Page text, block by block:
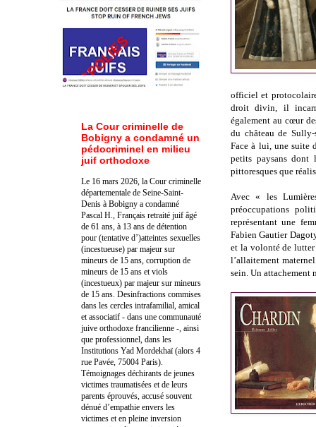
officiel et
droit divin, il
également au cœur
du château de
Face à lui, une suite
petits paysans dont
pittoresques que
Avec « les
préoccupations
représentant une
Fabien Gautier
et la volonté de
l’allaitement
sein. Un attachement
La Cour criminelle de
Bobigny a condamné un
pédocriminel en milieu
juif orthodoxe
Le 16 mars 2026, la Cour criminelle
départementale de Seine-Saint-
Denis à Bobigny a condamné
Pascal H., Français retraité juif âgé
de 61 ans, à 13 ans de détention
pour (tentative d’)atteintes sexuelles
(incestueuse) par majeur sur
mineurs de 15 ans, corruption de
mineurs de 15 ans et viols
(incestueux) par majeur sur mineurs
de 15 ans. Desinfractions commises
dans les cercles intrafamilial, amical
et associatif - dans une communauté
juive orthodoxe francilienne -, ainsi
que professionnel, dans les
Institutions Yad Mordekhaï (alors 4
rue Pavée, 75004 Paris).
Témoignages déchirants de jeunes
victimes traumatisées et de leurs
parents éprouvés, accusé souvent
dénué d’empathie envers les
victimes et en pleine inversion